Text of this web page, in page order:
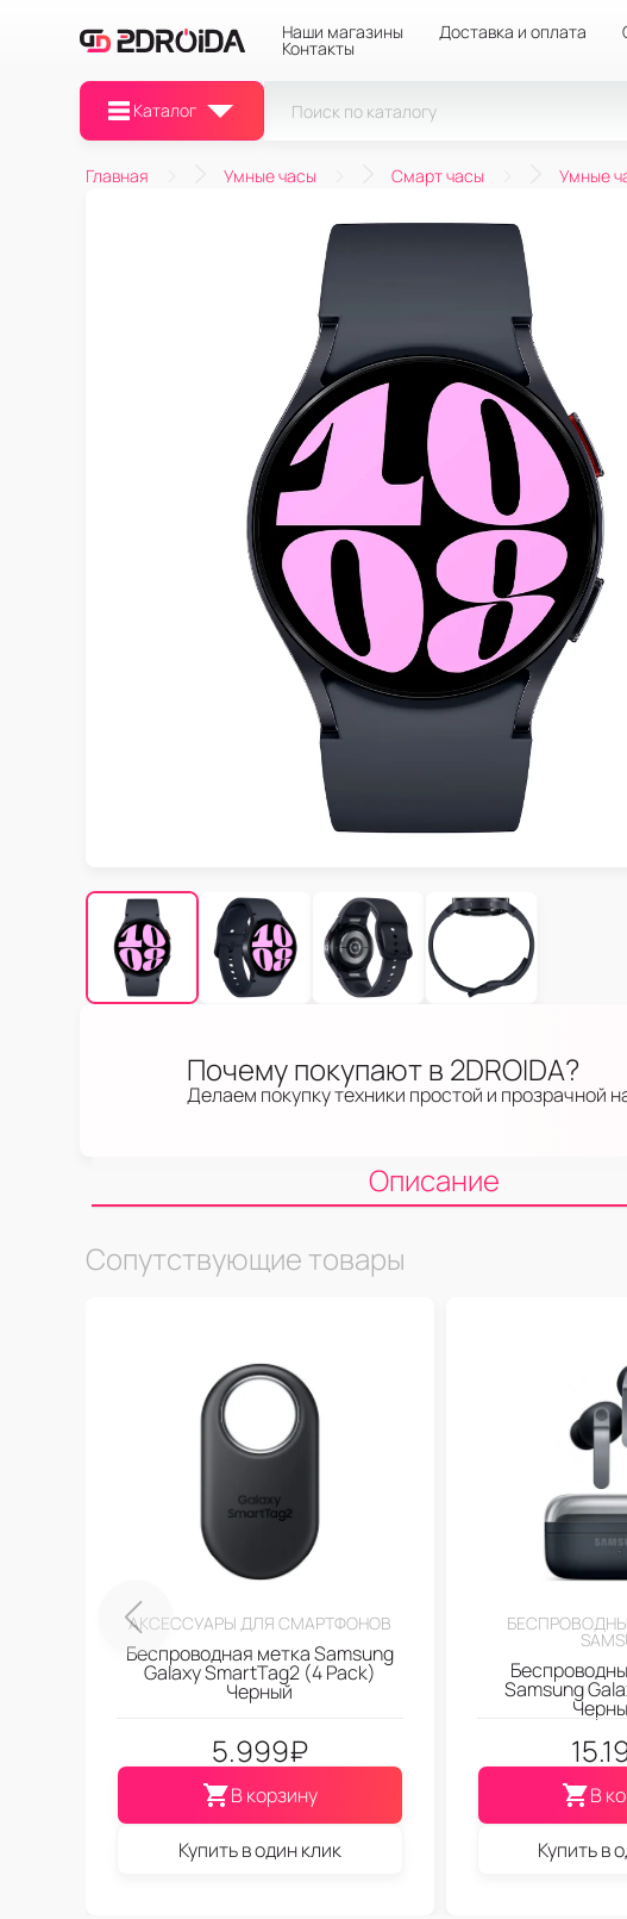
Наши магазины Доставка и оплата
Контакты
Каталог
Главная Умные часы Смарт часы Умные
Почему покупают в 2DROIDA?
Делаем покупку техники простой и прозрачной
Описание
Сопутствующие товары
АКСЕССУАРЫ ДЛЯ СМАРТФОНОВ
Беспроводная метка Samsung
Galaxy SmartTag2 (4 Pack)
Черный
5.999₽
В корзину
Купить в один клик
Samsung
В
Купить в